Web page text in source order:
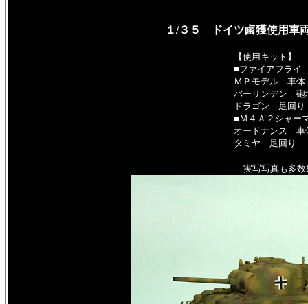
１/３５ ドイツ鹵獲使用車
【使用キット】
■ファイアフライ
ＭＰモデル 車体
バーリンデン 砲
ドラゴン 足回り
■Ｍ４Ａ２シャー
オードナンス 車
タミヤ 足回り
実写写真も多